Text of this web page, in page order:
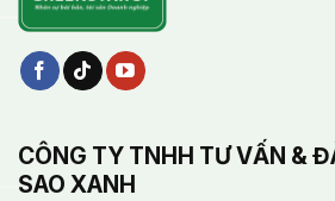
CÔNG TY TNHH TƯ VẤN &
SAO XANH